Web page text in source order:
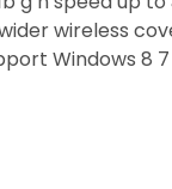
wireless
Windows 8 7